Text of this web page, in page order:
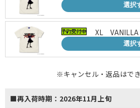
選択
XL VANILLA
選択
※キャンセル・返品はでき
■再入荷時期：2026年11月上旬